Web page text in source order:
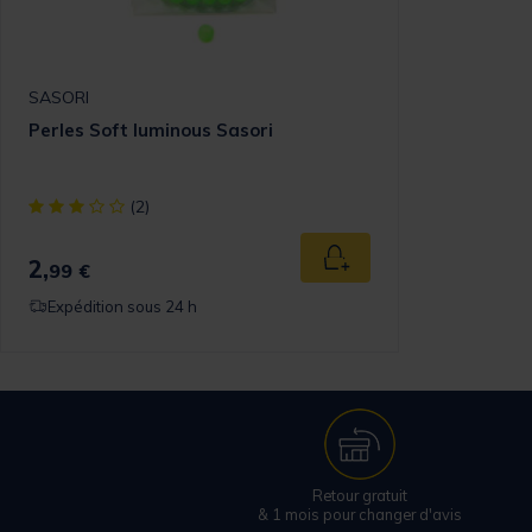
SASORI
Perles Soft luminous Sasori
[object Object] out of 5 Customer Rating
(2)
2,99 € Ajouter au panier
Expédition sous 24 h
Retour gratuit
& 1 mois pour changer d'avis